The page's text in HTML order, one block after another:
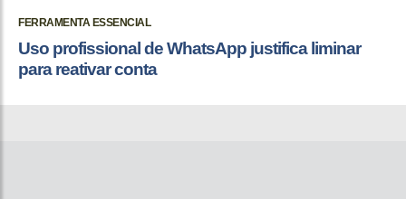
FERRAMENTA ESSENCIAL
Uso profissional de WhatsApp justifica liminar
para reativar conta